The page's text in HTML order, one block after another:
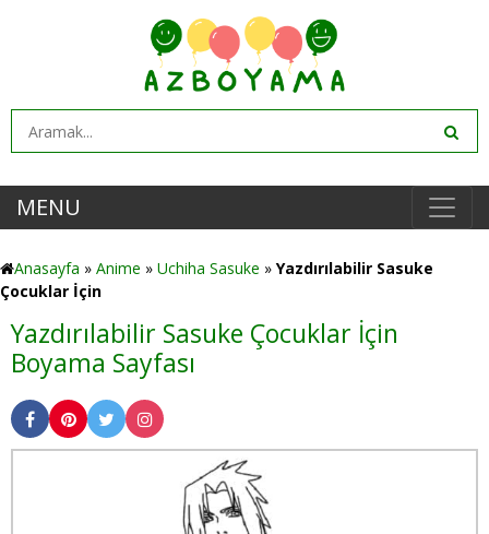
MENU
Anasayfa » Anime » Uchiha Sasuke » Yazdırılabilir Sasuke
Çocuklar İçin
Yazdırılabilir Sasuke Çocuklar İçin
Boyama Sayfası